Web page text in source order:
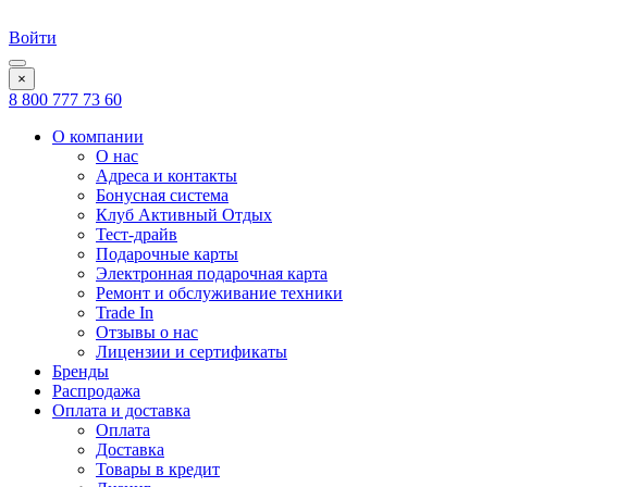
Войти
×
8 800 777 73 60
О компании
О нас
Адреса и контакты
Бонусная система
Клуб Активный Отдых
Тест-драйв
Подарочные карты
Электронная подарочная карта
Ремонт и обслуживание техники
Trade In
Отзывы о нас
Лицензии и сертификаты
Бренды
Распродажа
Оплата и доставка
Оплата
Доставка
Товары в кредит